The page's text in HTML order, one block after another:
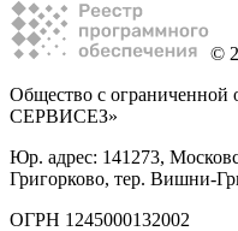
©
Общество с
СЕРВИСЕЗ»
Юр. адрес: 141273,
Григорково, тер. Вишни-
ОГРН 1245000132002